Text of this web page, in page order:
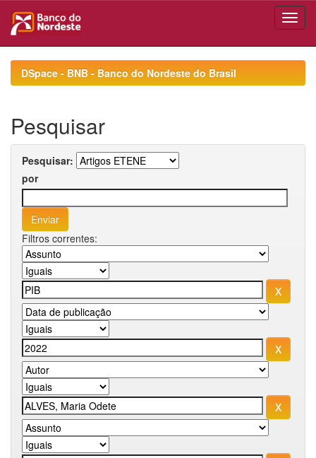
navigationDSpace - BNB - Banco do Nordeste do Brasil
Pesquisar
Pesquisar:
por
Filtros correntes: